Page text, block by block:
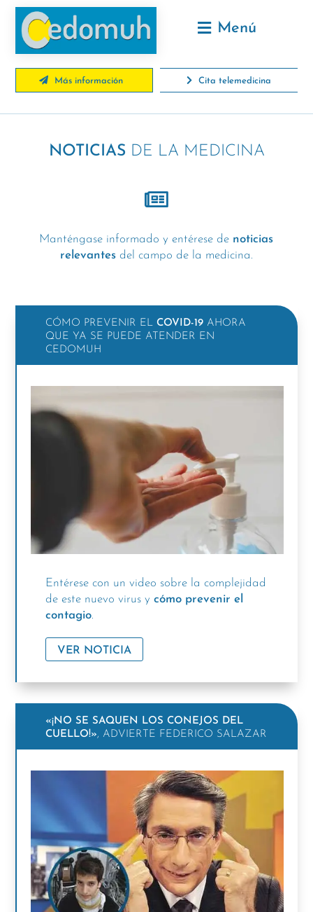
Menú
Más información Cita telemedicina
NOTICIAS DE LA MEDICINA
Manténgase informado y entérese de noticias
relevantesdel campo de la medicina.
CÓMO PREVENIR EL COVID-19AHORA
QUE YA SE PUEDE ATENDER EN
CEDOMUH
Entérese con un video sobre la complejidad
de este nuevo virus y cómo prevenir el
contagio.
VER NOTICIA
«¡NO SE SAQUEN LOS CONEJOS DEL
CUELLO!», ADVIERTE FEDERICO SALAZAR